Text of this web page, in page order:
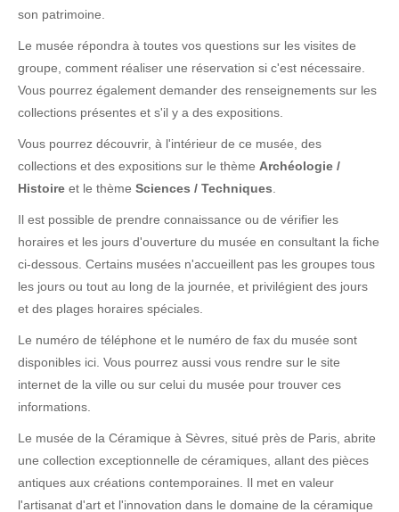
son patrimoine.
Le musée répondra à toutes vos questions sur les visites de
groupe, comment réaliser une réservation si c'est nécessaire.
Vous pourrez également demander des renseignements sur les
collections présentes et s'il y a des expositions.
Vous pourrez découvrir, à l'intérieur de ce musée, des
collections et des expositions sur le thème Archéologie /
Histoire et le thème Sciences / Techniques
Il est possible de prendre connaissance ou de vérifier les
horaires et les jours d'ouverture du musée en consultant la fiche
ci-dessous. Certains musées n'accueillent pas les groupes tous
les jours ou tout au long de la journée, et privilégient des jours
et des plages horaires spéciales.
Le numéro de téléphone et le numéro de fax du musée sont
disponibles ici. Vous pourrez aussi vous rendre sur le site
internet de la ville ou sur celui du musée pour trouver ces
informations.
Le musée de la Céramique à Sèvres, situé près de Paris, abrite
une collection exceptionnelle de céramiques, allant des pièces
antiques aux créations contemporaines. Il met en valeur
l'artisanat d'art et l'innovation dans le domaine de la céramique